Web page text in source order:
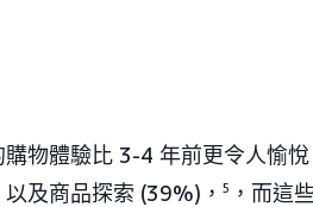
物體驗比 3-4 年前更令人愉
及商品探索 (39%)， 5
，而這